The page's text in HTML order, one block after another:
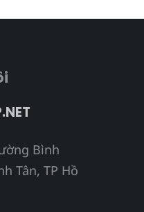
Bình
Tân, TP Hồ